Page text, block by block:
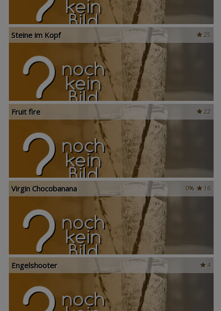
25
Steine im Kopf
22
Fruit fire
16
0%
Virgin Chocobanana
4
Engelshooter